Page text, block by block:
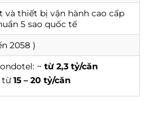
và thiết bị vận hành cao cấp
5 sao quốc tế
2058 )
~ từ 2,3 tỷ/căn
từ15 – 20 tỷ/căn